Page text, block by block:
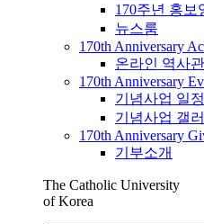
170주년 홍보
뉴스룸
170th Anniversary
온라인 역사관
170th Anniversary
기념사업 일
기념사업 갤러
170th Anniversary
기부소개
The Catholic University
of Korea